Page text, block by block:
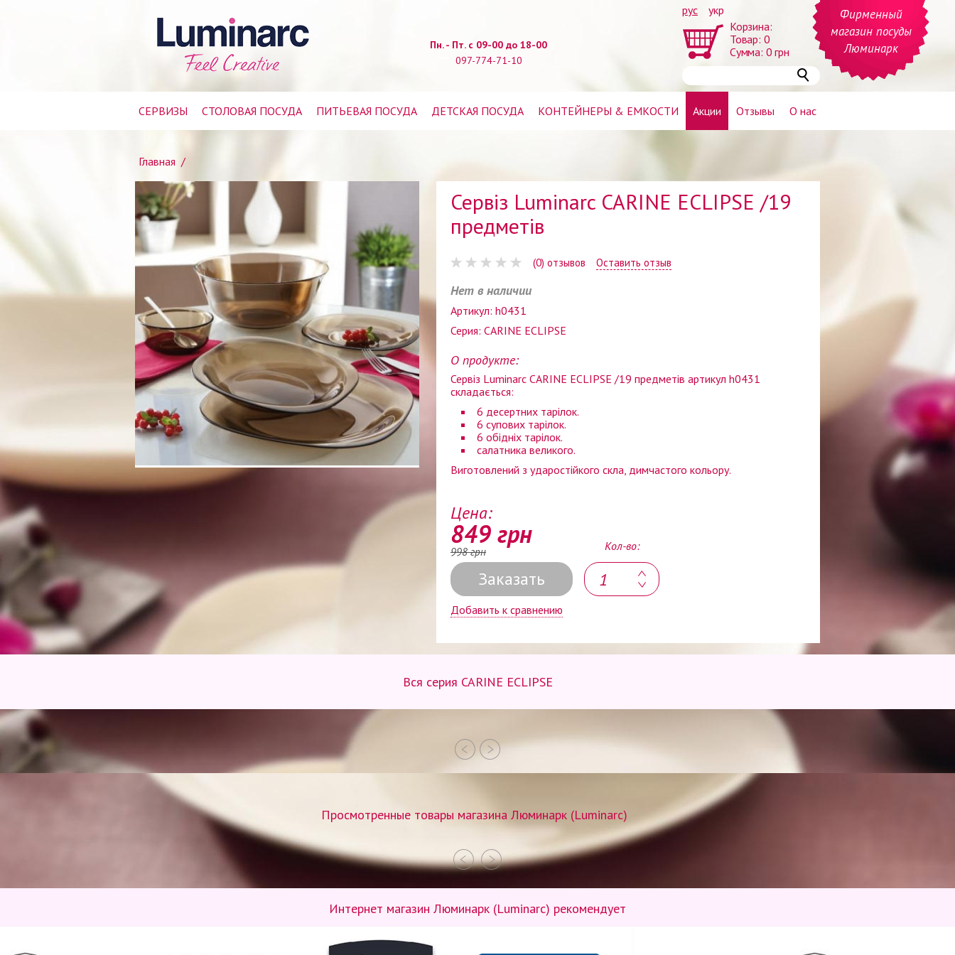
рус
укр
Корзина:
Товар: 0
Сумма: 0 грн
Пн. - Пт. с 09-00 до 18-00
097-774-71-10
Фирменный
магазин посуды
Люминарк
СЕРВИЗЫ СТОЛОВАЯ ПОСУДА ПИТЬЕВАЯ ПОСУДА ДЕТСКАЯ ПОСУДА КОНТЕЙНЕРЫ & ЕМКОСТИ Акции Отзывы О нас
Главная /
Сервіз Luminarc CARINE ECLIPSE /19
предметів
(0) отзывов Оставить отзыв
Нет в наличии
Артикул: h0431
Серия: CARINE ECLIPSE
О продукте:
Сервіз Luminarc CARINE ECLIPSE /19 предметів артикул h0431
складається:
6 десертних тарілок.
6 супових тарілок.
6 обідніх тарілок.
салатника великого.
Виготовлений з ударостійкого скла, димчастого кольору.
Цена:
849 грн
998 грн
Заказать
Кол-во:
Добавить к сравнению
Вся серия CARINE ECLIPSE
Просмотренные товары магазина Люминарк (Luminarc)
Интернет магазин Люминарк (Luminarc) рекомендует